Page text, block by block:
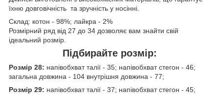
їхню довговічність та зручність у носінні.
Склад: котон - 98%; лайкра - 2%
Розмірний ряд від 27 до 34 дозволяє вам знайти свій
ідеальний розмір.
Підбирайте розмір:
Розмір 28: напівобхват талії - 35; напівобхват стегон - 46;
загальна довжина - 104 внутрішня довжина - 77;
Розмір 29: напівобхват талії - 37; напівобхват стегон - 45;